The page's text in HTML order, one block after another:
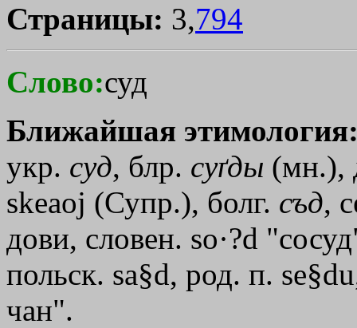
Страницы: 3,794
Слово:суд
Ближайшая
укр. суд, блр. суґды (мн.),
skeаoj (Супр.), болг. съд,
дови, словен. sо·?d
польск. sa§d, род. п.
чан".